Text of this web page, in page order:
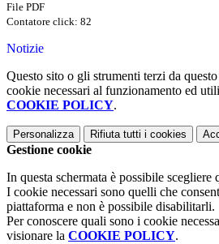
File PDF
Contatore click: 82
Notizie
Questo sito o gli strumenti terzi da
cookie necessari al funzionamento ed
COOKIE POLICY.
Personalizza Rifiuta tutti i cookies
Gestione cookie
In questa schermata è possibile scegliere
I cookie necessari sono quelli che
piattaforma e non è possibile disabilitarli.
Per conoscere quali sono i cookie
visionare la COOKIE POLICY.